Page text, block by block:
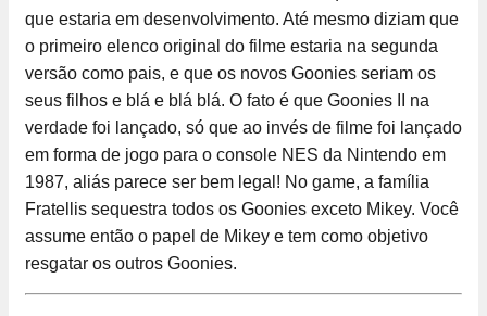
que estaria em desenvolvimento. Até mesmo diziam que
o primeiro elenco original do filme estaria na segunda
versão como pais, e que os novos Goonies seriam os
seus filhos e blá e blá blá. O fato é que Goonies II na
verdade foi lançado, só que ao invés de filme foi lançado
em forma de jogo para o console NES da Nintendo em
1987, aliás parece ser bem legal! No game, a família
Fratellis sequestra todos os Goonies exceto Mikey. Você
assume então o papel de Mikey e tem como objetivo
resgatar os outros Goonies.